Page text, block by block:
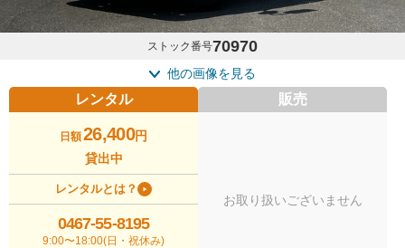
ストック番号70970
他の画像を見る
レンタル
日額26,400円
貸出中
レンタルとは？
0467-55-8195
9:00〜18:00(日・祝休み)
販売
お取り扱いございません